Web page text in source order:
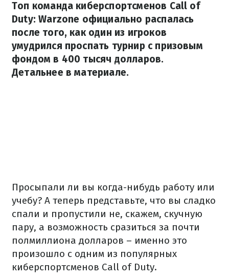
Топ команда киберспортсменов Call of
Duty: Warzone официально распалась
после того, как один из игроков
умудрился проспать турнир с призовым
фондом в 400 тысяч долларов.
Детальнее в материале.
Просыпали ли вы когда-нибудь работу или
учебу? А теперь представьте, что вы сладко
спали и пропустили не, скажем, скучную
пару, а возможность сразиться за почти
полмиллиона долларов – именно это
произошло с одним из популярных
киберспортсменов Call of Duty.